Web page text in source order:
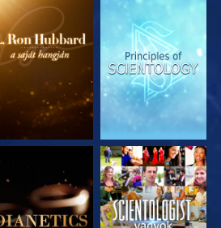
A SOROZAT
RÉSZEI
SOROZAT
MŰSORNÉZÉS